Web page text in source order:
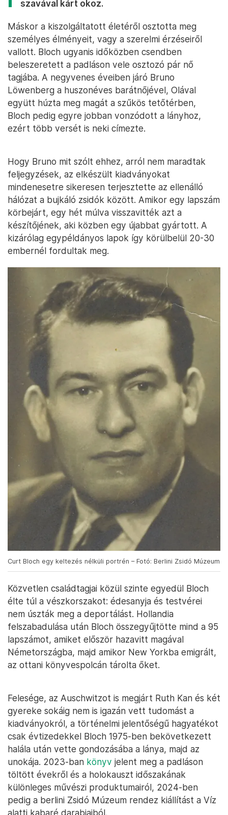
szavával kárt okoz.
Máskor a kiszolgáltatott életéről osztotta meg
személyes élményeit, vagy a szerelmi érzéseiről
vallott. Bloch ugyanis időközben csendben
beleszeretett a padláson vele osztozó pár nő
tagjába. A negyvenes éveiben járó Bruno
Löwenberg a huszonéves barátnőjével, Olával
együtt húzta meg magát a szűkös tetőtérben,
Bloch pedig egyre jobban vonzódott a lányhoz,
ezért több versét is neki címezte.
Hogy Bruno mit szólt ehhez, arról nem maradtak
feljegyzések, az elkészült kiadványokat
mindenesetre sikeresen terjesztette az ellenálló
hálózat a bujkáló zsidók között. Amikor egy lapszám
körbejárt, egy hét múlva visszavitték azt a
készítőjének, aki közben egy újabbat gyártott. A
kizárólag egypéldányos lapok így körülbelül 20-30
embernél fordultak meg.
Curt Bloch egy keltezés nélküli portrén – Fotó: Berlini Zsidó Múzeum
Közvetlen családtagjai közül szinte egyedül Bloch
élte túl a vészkorszakot: édesanyja és testvérei
nem úszták meg a deportálást. Hollandia
felszabadulása után Bloch összegyűjtötte mind a 95
lapszámot, amiket először hazavitt magával
Németországba, majd amikor New Yorkba emigrált,
az ottani könyvespolcán tárolta őket.
Felesége, az Auschwitzot is megjárt Ruth Kan és két
gyereke sokáig nem is igazán vett tudomást a
kiadványokról, a történelmi jelentőségű hagyatékot
csak évtizedekkel Bloch 1975-ben bekövetkezett
halála után vette gondozásába a lánya, majd az
unokája. 2023-ban könyv jelent meg a padláson
töltött évekről és a holokauszt időszakának
különleges művészi produktumairól, 2024-ben
pedig a berlini Zsidó Múzeum rendez kiállítást a Víz
alatti kabaré darabjaiból.